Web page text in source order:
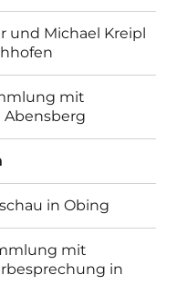
und Michael Kreipl
mit
in Obing
mit
in